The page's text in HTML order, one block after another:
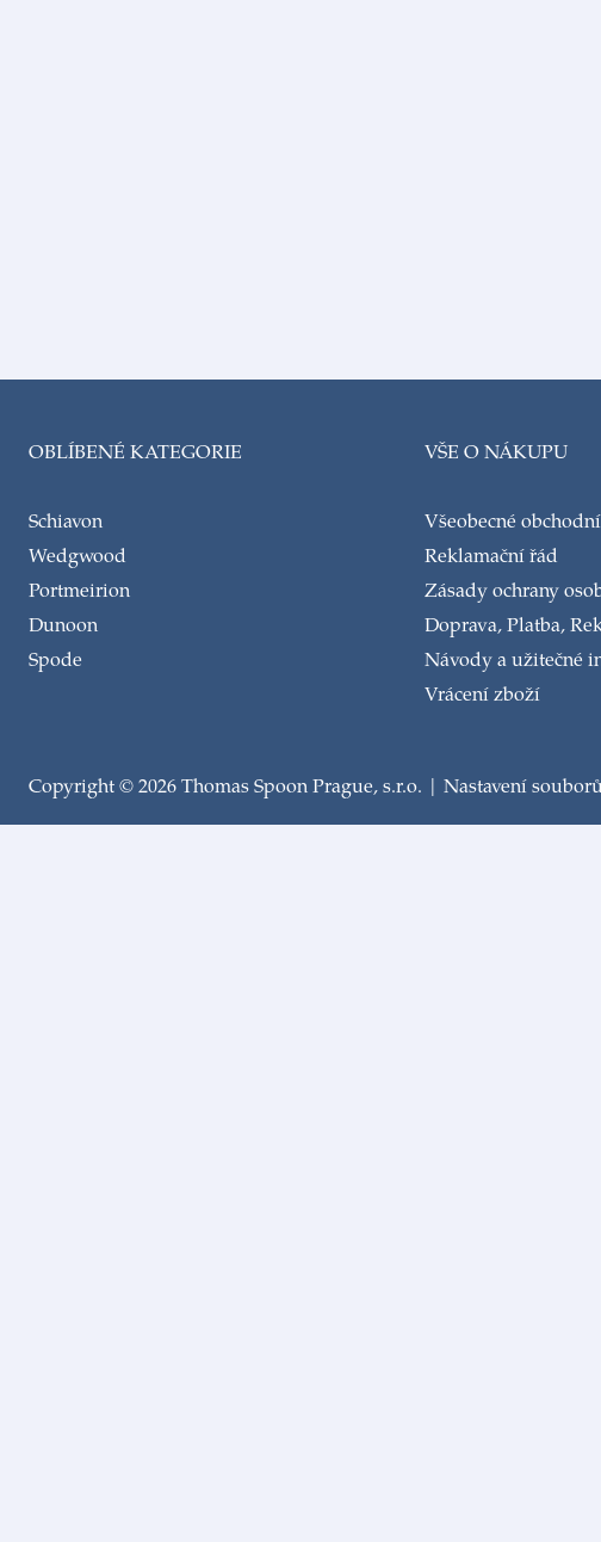
OBLÍBENÉ KATEGORIE
Schiavon
Wedgwood
Portmeirion
Dunoon
Spode
VŠE O NÁKUPU
Všeobecné
Reklamační řád
Zásady ochrany
Doprava, Platba,
Návody a užitečné
Vrácení zboží
Copyright © 2026 Thomas Spoon Prague, s.r.o. | Nastavení